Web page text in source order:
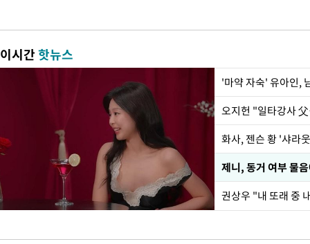
이시간핫뉴스
'마약 자숙' 유아인,
화사, 젠슨 황 '샤라
제니, 동거 여부 물
권상우 "내 또래 중